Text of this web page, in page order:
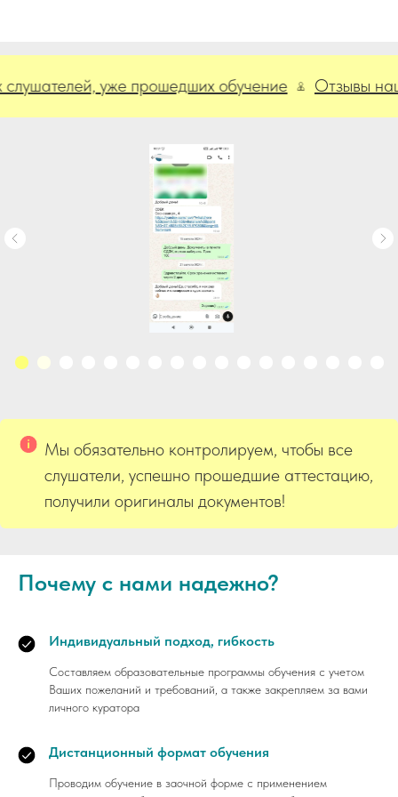
уже прошедших обучение Отзывы наших
Мы обязательно контролируем, чтобы все
слушатели, успешно прошедшие аттестацию,
получили оригиналы документов!
Почему с нами надежно?
Индивидуальный подход, гибкость
Составляем образовательные программы обучения с учетом
Ваших пожеланий и требований, а также закрепляем за вами
личного куратора
Дистанционный формат обучения
Проводим обучение в заочной форме с применением